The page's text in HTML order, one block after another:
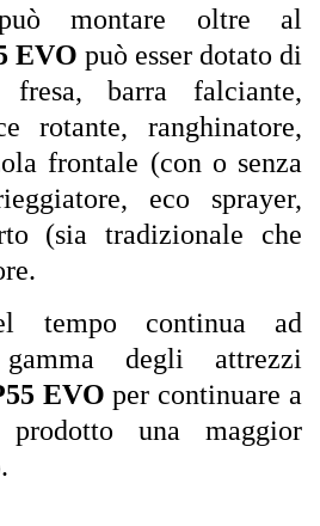
montare oltre al
EVO può esser dotato di
fresa, barra falciante,
rotante, ranghinatore,
frontale (con o senza
eco sprayer,
(sia tradizionale che
tempo continua ad
degli attrezzi
EVOper continuare a
una maggior